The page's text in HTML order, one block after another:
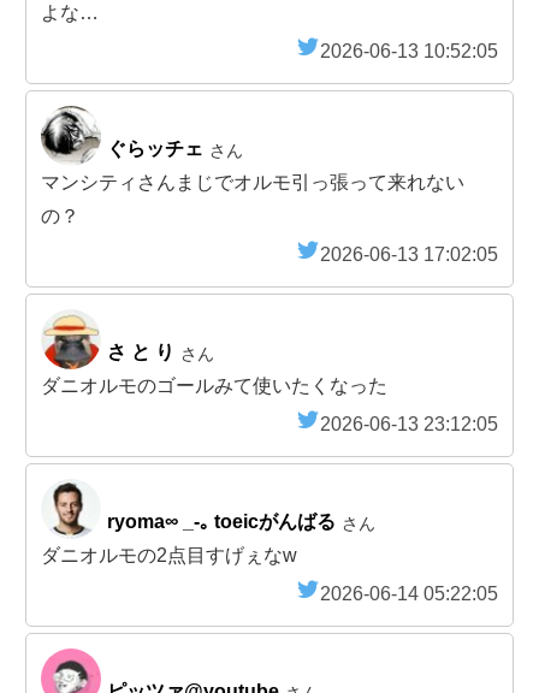
よな…
2026-06-13 10:52:05
ぐらッチェ さん
マンシティさんまじでオルモ引っ張って来れない
の？
2026-06-13 17:02:05
さ と り さん
ダニオルモのゴールみて使いたくなった
2026-06-13 23:12:05
ryoma∞ _-｡ toeicがんばる さん
ダニオルモの2点目すげぇなw
2026-06-14 05:22:05